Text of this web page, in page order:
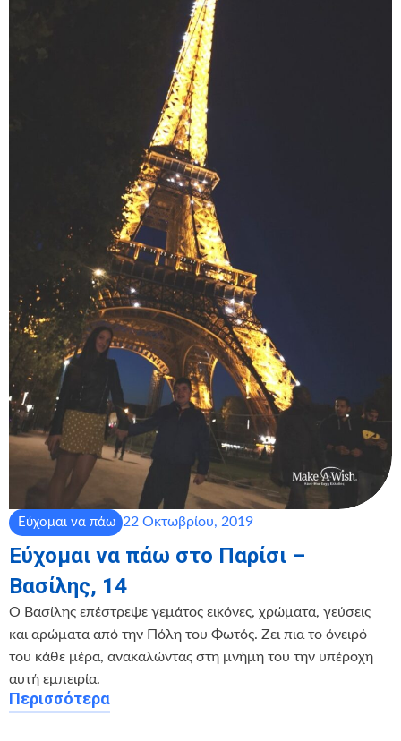
Εύχομαι να πάω 22 Οκτωβρίου, 2019
Εύχομαι να πάω στο Παρίσι –
Βασίλης, 14
Ο Βασίλης επέστρεψε γεμάτος εικόνες, χρώματα, γεύσεις
και αρώματα από την Πόλη του Φωτός. Ζει πια το όνειρό
του κάθε μέρα, ανακαλώντας στη μνήμη του την υπέροχη
αυτή εμπειρία.
Περισσότερα